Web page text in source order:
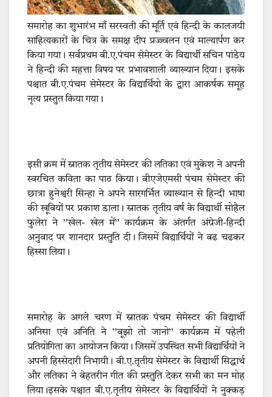
समारोह का शुभारंभ माँ सरस्वती की मूर्ति एवं हिन्दी के कालजयी
साहित्यकारों के चित्र के समक्ष दीप प्रज्ज्वलन एवं माल्यार्पण कर
किया गया। सर्वप्रथम बी.ए.पंचम सेमेस्टर के विद्यार्थी सचिन पांडेय
ने हिन्दी की महत्ता विषय पर प्रभावशाली व्याख्यान दिया। इसके
पश्चात बी.ए.पंचम सेमेस्टर के विद्यार्थियो के द्वारा आकर्षक समूह
नृत्य प्रस्तुत किया गया।
इसी क्रम में स्नातक तृतीय सेमेस्टर की लतिका एवं मुकेश ने अपनी
स्वरचित कविता का पाठ किया। बीएजेएमसी पंचम सेमेस्टर की
छात्रा हुनेश्वरी सिन्हा ने अपने सारगर्भित व्याख्यान से हिन्दी भाषा
की खूबियों पर प्रकाश डाला। स्नातक तृतीय वर्ष के विद्यार्थी सोहैल
फुलेरा ने ’’खेल- खेल में’’ कार्यक्रम के अंतर्गत अंग्रेजी-हिन्दी
अनुवाद पर शानदार प्रस्तुति दी। जिसमें विद्यार्थियों ने बढ चढकर
हिस्सा लिया।
समारोह के अगले चरण में स्नातक पंचम सेमेस्टर की विद्यार्थी
अनिसा एवं अनिति ने ’’बूझो तो जानो’’ कार्यक्रम में पहेली
प्रतियोगिता का आयोजन किया। जिसमें उपस्थित सभी विद्यार्थियों ने
अपनी हिस्सेदारी निभायी। बी.ए.तृतीय सेमेस्टर के विद्यार्थी सिद्धार्थ
और लतिका ने बेहतरीन गीत की प्रस्तुति देकर सभी का मन मोह
लिया।इसके पश्चात बी.ए.तृतीय सेमेस्टर के विद्यार्थियों ने नुक्कड़